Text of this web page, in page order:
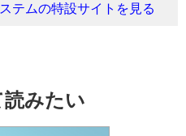
テムの特設サイトを見る
みたい